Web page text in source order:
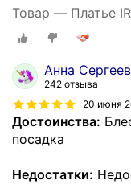
Товар — Платье
Анна
242 отзыва
20 июня
Достоинства:
посадка
Недостатки: